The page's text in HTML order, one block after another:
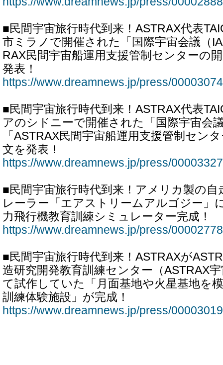
■民間宇宙旅行時代到来！ASTRAX代表
市ミラノで開催された「国際宇宙会議（
RAX民間宇宙船運用支援管制センターの
発表！
https://www.dreamnews.jp/press/
■民間宇宙旅行時代到来！ASTRAX代表
アのシドニーで開催された「国際宇宙会
「ASTRAX民間宇宙船運用支援管制セン
文を発表！
https://www.dreamnews.jp/press/
■民間宇宙旅行時代到来！アメリカ製の
レーラー「エアストリームアルゴジー」
力飛行機教育訓練シミュレーター完成！
https://www.dreamnews.jp/press/
■民間宇宙旅行時代到来！ASTRAXが
造研究開発教育訓練センター（ASTRAX
て試作していた「月面基地や火星基地を
訓練体験施設」が完成！
https://www.dreamnews.jp/press/